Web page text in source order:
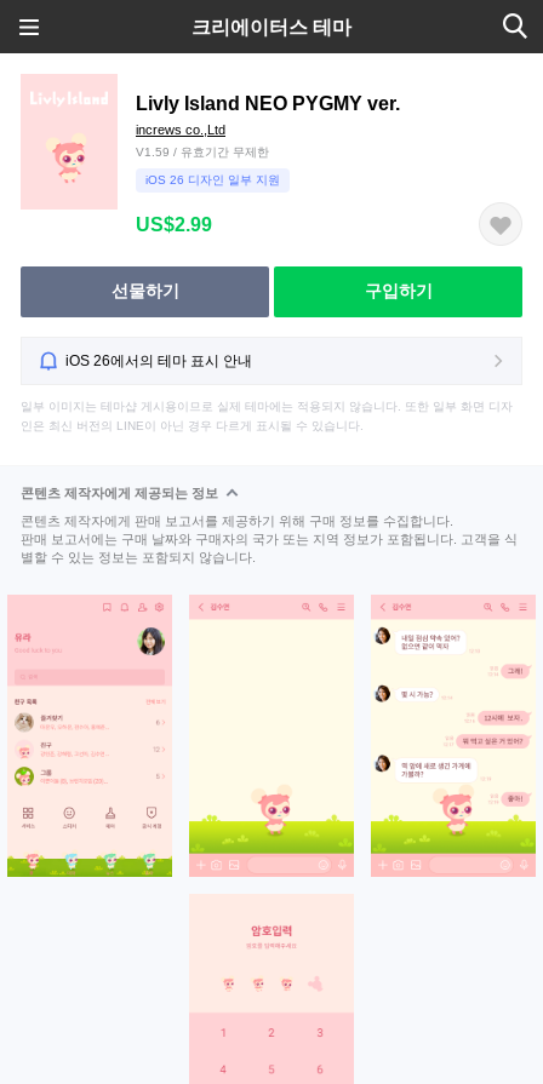
크리에이터스 테마
Livly Island NEO PYGMY ver.
increws co.,Ltd
V1.59 / 유효기간 무제한
iOS 26 디자인 일부 지원
US$2.99
선물하기 구입하기
iOS 26에서의 테마 표시 안내
일부 이미지는 테마샵 게시용이므로 실제 테마에는 적용되지 않습니다. 또한 일부 화면 디자
인은 최신 버전의 LINE이 아닌 경우 다르게 표시될 수 있습니다.
콘텐츠 제작자에게 제공되는 정보
콘텐츠 제작자에게 판매 보고서를 제공하기 위해 구매 정보를 수집합니다.
판매 보고서에는 구매 날짜와 구매자의 국가 또는 지역 정보가 포함됩니다. 고객을 식
별할 수 있는 정보는 포함되지 않습니다.